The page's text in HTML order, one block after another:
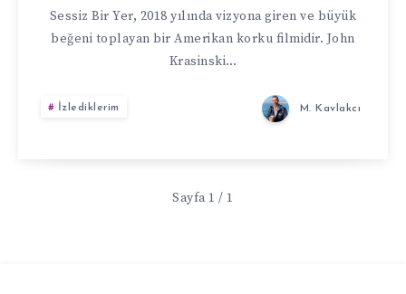
Sessiz Bir Yer, 2018 yılında vizyona giren ve büyük
beğeni toplayan bir Amerikan korku filmidir. John
Krasinski…
İzlediklerim M. Kavlakcı
Sayfa 1 / 1